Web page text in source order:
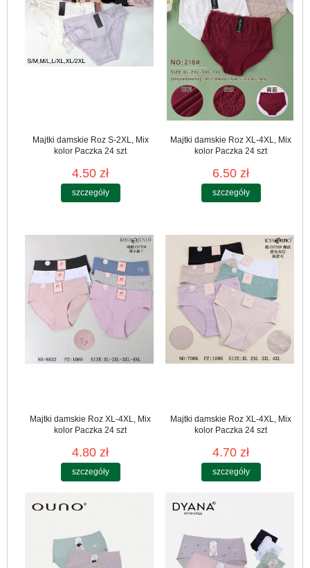
Majtki damskie Roz S-2XL, Mix
kolor Paczka 24 szt
4.50 zł
szczegóły
Majtki damskie Roz XL-4XL, Mix
kolor Paczka 24 szt
6.50 zł
szczegóły
Majtki damskie Roz XL-4XL, Mix
kolor Paczka 24 szt
4.80 zł
szczegóły
Majtki damskie Roz XL-4XL, Mix
kolor Paczka 24 szt
4.70 zł
szczegóły